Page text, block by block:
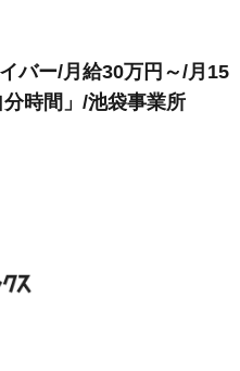
バー/月給30万円～/月15
時間」/池袋事業所